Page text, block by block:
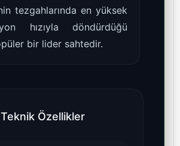
tezgahlarında en yüksek
hızıyla döndürdüğü
bir lider sahtedir.
Teknik Özellikler